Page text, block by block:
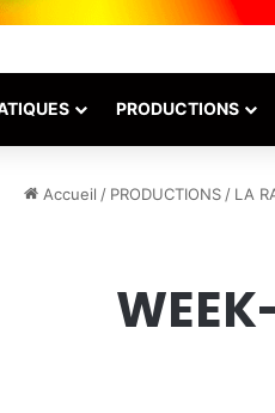
PRODUCTIONS
Accueil / PRODUCTIONS / LA